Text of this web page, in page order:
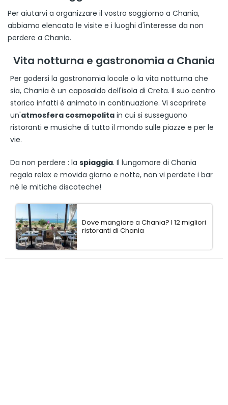
Per aiutarvi a organizzare il vostro soggiorno a Chania,
abbiamo elencato le visite e i luoghi d'interesse da non
perdere a Chania.
Vita notturna e gastronomia a Chania
Per godersi la gastronomia locale o la vita notturna che
sia, Chania è un caposaldo dell'isola di Creta. Il suo centro
storico infatti è animato in continuazione. Vi scoprirete
un'atmosfera cosmopolita in cui si susseguono
ristoranti e musiche di tutto il mondo sulle piazze e per le
vie.
Da non perdere : la spiaggia. Il lungomare di Chania
regala relax e movida giorno e notte, non vi perdete i bar
né le mitiche discoteche!
Dove mangiare a Chania? I 12 migliori
ristoranti di Chania